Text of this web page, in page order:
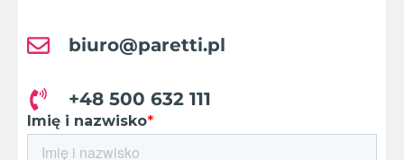
biuro@paretti.pl
+48 500 632 111